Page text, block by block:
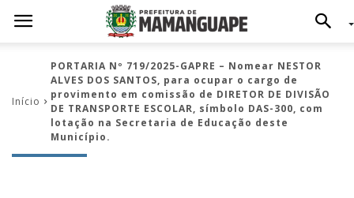
Início
PORTARIA Nº 719/2025-GAPRE – Nomear NESTOR
ALVES DOS SANTOS, para ocupar o cargo de
provimento em comissão de DIRETOR DE DIVISÃO
DE TRANSPORTE ESCOLAR, símbolo DAS-300, com
lotação na Secretaria de Educação deste
Município.